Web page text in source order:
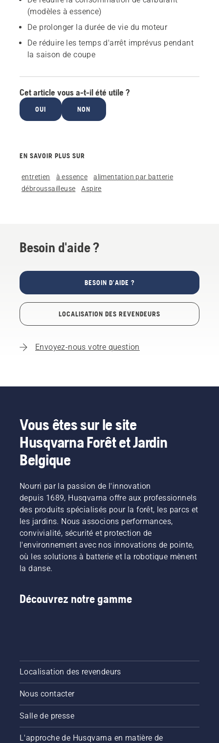
(modèles à essence)
De prolonger la durée de vie du moteur
De réduire les temps d'arrêt imprévus pendant
la saison de coupe
Cet article vous a-t-il été utile ?
OUI NON
EN SAVOIR PLUS SUR
entretien à essence
alimentation par batterie
débroussailleuse
Aspire
Besoin d'aide ?
BESOIN D'AIDE ?
LOCALISATION DES REVENDEURS
Envoyez-nous votre question
Vous êtes sur le site
Husqvarna Forêt et Jardin
Belgique
Nourri par la passion de l'innovation
depuis 1689, Husqvarna offre aux professionnels
des produits spécialisés pour la forêt, les parcs et
les jardins. Nous associons performances,
convivialité, sécurité et protection de
l'environnement avec nos innovations de pointe,
où les solutions à batterie et la robotique mènent
la danse.
Découvrez notre gamme
Localisation des revendeurs
Nous contacter
Salle de presse
L'approche de Husqvarna en matière de